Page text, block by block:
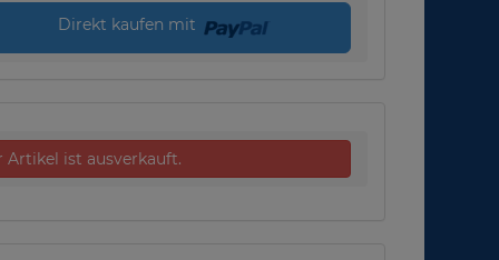
Direkt kaufen mit
Artikel ist ausverkauft.